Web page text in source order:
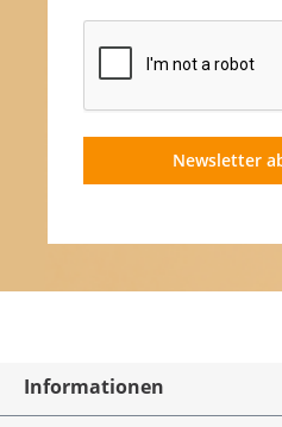
Newsletter
Informationen